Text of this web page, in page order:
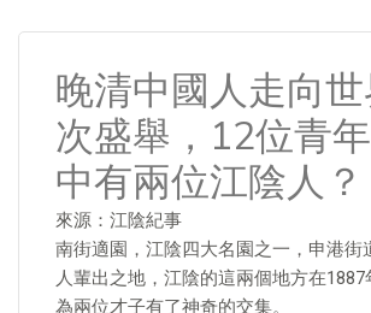
晚清中國人走向
次盛舉，12位青
中有兩位江陰人？
來源：江陰紀事
南街適園，江陰四大名園之一，申港街
人輩出之地，江陰的這兩個地方在1887
為兩位才子有了神奇的交集。